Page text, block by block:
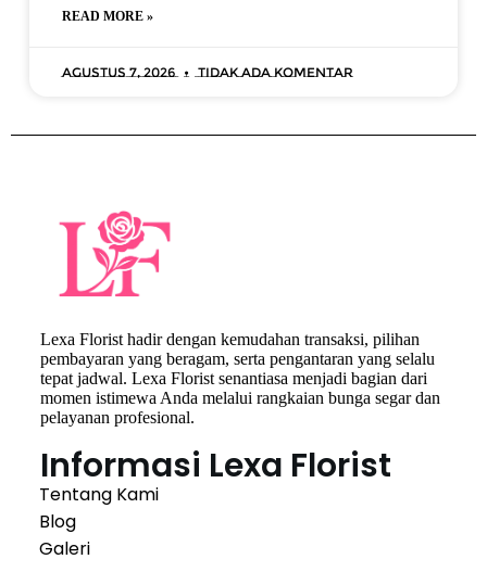
READ MORE »
Agustus 7, 2026 Tidak ada komentar
Lexa Florist hadir dengan kemudahan transaksi, pilihan
pembayaran yang beragam, serta pengantaran yang selalu
tepat jadwal. Lexa Florist senantiasa menjadi bagian dari
momen istimewa Anda melalui rangkaian bunga segar dan
pelayanan profesional.
Informasi Lexa Florist
Tentang Kami
Blog
Galeri